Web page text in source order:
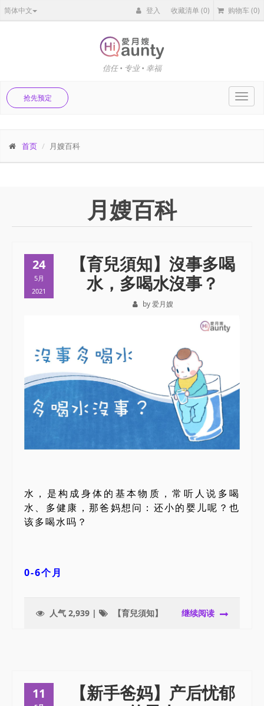
简体中文 登入 收藏清单(0) 购物车(0)
信任 • 专业 • 幸福
抢先预定
首页 月嫂百科
月嫂百科
24
5月
2021
【育兒須知】沒事多喝
水，多喝水沒事？
by 爱月嫂
水，是构成身体的基本物质，常听人说多喝
水、多健康，那爸妈想问：还小的婴儿呢？也
该多喝水吗？
0-6个月
人气 2,939 | 【育兒須知】 继续阅读
11
【新手爸妈】产后忧郁